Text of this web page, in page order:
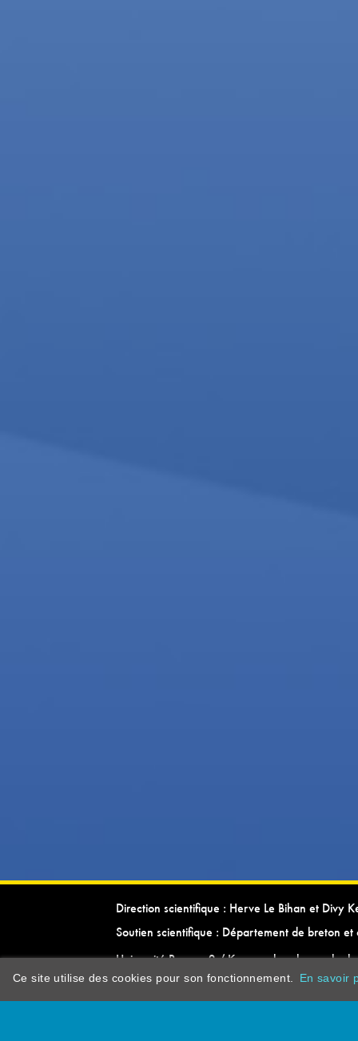
Direction scientifique : Herve Le Bihan et Divy
Soutien scientifique : Département de breton et
Université Rennes 2 / Kevrenn brezhoneg ha
Ce site utilise des cookies pour son fonctionnement. En savoir